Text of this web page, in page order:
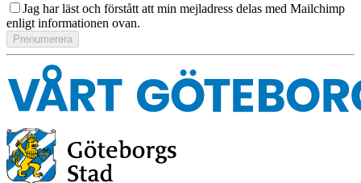
Jag har läst och förstått att min mejladress delas med Mailchimp
enligt informationen ovan.